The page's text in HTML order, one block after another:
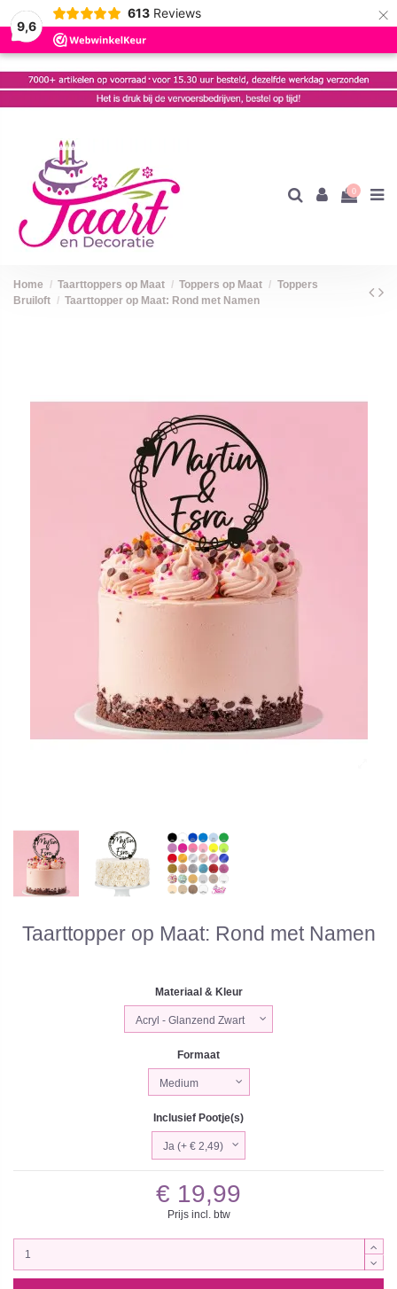
9,6
613 Reviews ×
0
Home Taarttoppers op Maat Toppers op Maat
Toppers
Bruiloft
Taarttopper op Maat: Rond met Namen
Taarttopper op Maat: Rond met Namen
Materiaal & Kleur
Formaat
Inclusief Pootje(s)
€ 19,99
Prijs incl. btw